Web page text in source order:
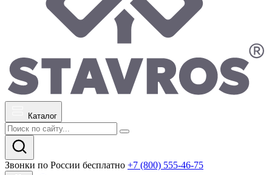
Каталог
Звонки по России бесплатно +7 (800) 555-46-75